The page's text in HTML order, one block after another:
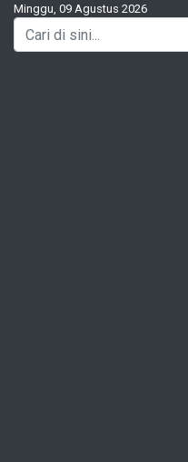
Minggu, 09 Agustus 2026